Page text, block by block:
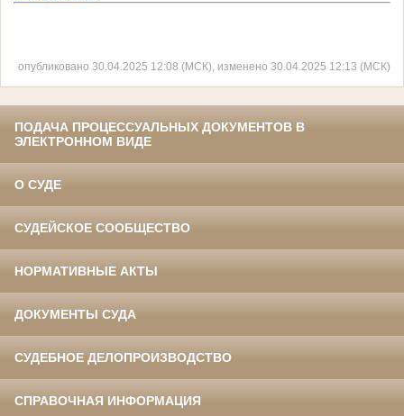
опубликовано 30.04.2025 12:08 (МСК), изменено 30.04.2025 12:13 (МСК)
ПОДАЧА ПРОЦЕССУАЛЬНЫХ ДОКУМЕНТОВ В
ЭЛЕКТРОННОМ ВИДЕ
О СУДЕ
СУДЕЙСКОЕ СООБЩЕСТВО
НОРМАТИВНЫЕ АКТЫ
ДОКУМЕНТЫ СУДА
СУДЕБНОЕ ДЕЛОПРОИЗВОДСТВО
СПРАВОЧНАЯ ИНФОРМАЦИЯ